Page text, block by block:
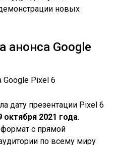
новых
анонса Google
дату презентации Pixel 6
октября 2021 года.
с прямой
по всему миру